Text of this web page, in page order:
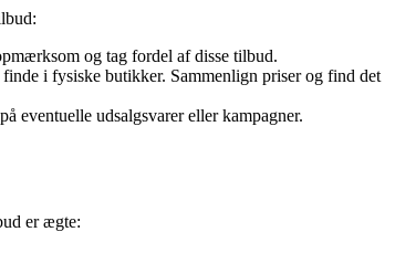
og tag fordel af disse tilbud.
i fysiske butikker. Sammenlign priser og find det
eventuelle udsalgsvarer eller kampagner.
er ægte: